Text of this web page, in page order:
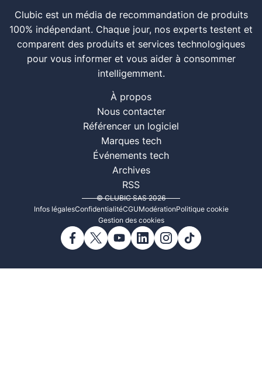
Clubic est un média de recommandation de produits
100% indépendant. Chaque jour, nos experts testent et
comparent des produits et services technologiques
pour vous informer et vous aider à consommer
intelligemment.
À propos
Nous contacter
Référencer un logiciel
Marques tech
Événements tech
Archives
RSS
© CLUBIC SAS 2026
Infos légalesConfidentialitéCGUModérationPolitique cookie
Gestion des cookies